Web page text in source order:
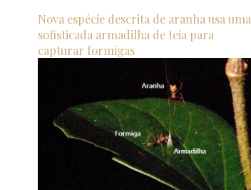
Nova espécie descrita de aranha usa uma
sofisticada armadilha de teia para
capturar formigas